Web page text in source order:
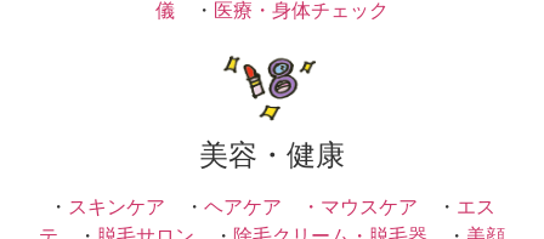
儀 ・ 医療・身体チェック
美容・健康
・ スキンケア ・ ヘアケア ・ マウスケア ・ エス